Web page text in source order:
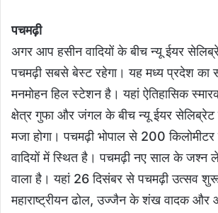
पचमढ़ी
अगर आप हसीन वादियों के बीच न्यू ईयर
पचमढ़ी सबसे बेस्ट रहेगा। यह मध्य प्रदेश
मनमोहन हिल स्टेशन है। यहां ऐतिहासिक
क्षेत्र गुफा और जंगल के बीच न्यू ईयर
मजा होगा। पचमढ़ी भोपाल से 200
वादियों में स्थित है। पचमढ़ी नए साल के जश्न
वाला है। यहां 26 दिसंबर से पचमढ़ी उत्सव
महाराष्ट्रीयन ढोल, उज्जैन के शंख वादक और